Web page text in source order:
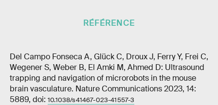
RÉFÉRENCE
Del Campo Fonseca A, Glück C, Droux J, Ferry Y, Frei C,
Wegener S, Weber B, El Amki M, Ahmed D: Ultrasound
trapping and navigation of microrobots in the mouse
brain vasculature. Nature Communications 2023, 14:
5889, doi: 10.1038/s41467-023-41557-3